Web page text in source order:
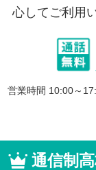
心してご利用
営業時間 10:00～
通信制